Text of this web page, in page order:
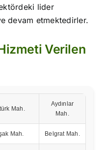
lider
devam etmektedirler.
Verilen
Mah.
Aydınlar
Mah.
Mah. Belgrat Mah.